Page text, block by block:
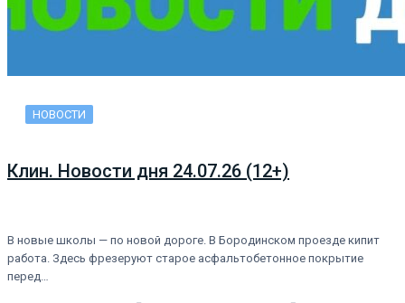
НОВОСТИ
Клин. Новости дня 24.07.26 (12+)
В новые школы — по новой дороге. В Бородинском проезде кипит
работа. Здесь фрезеруют старое асфальтобетонное покрытие
перед…